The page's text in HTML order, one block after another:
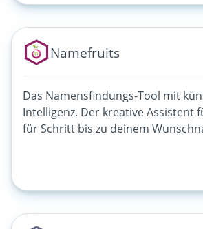
Namefruits
Das Namensfindungs-Tool mit
Intelligenz. Der kreative Assistent
für Schritt bis zu deinem